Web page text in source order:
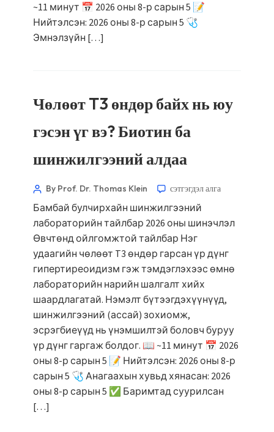
~11 минут 📅 2026 оны 8-р сарын 5 📝
Нийтэлсэн: 2026 оны 8-р сарын 5 🩺
Эмнэлзүйн […]
Чөлөөт T3 өндөр байх нь юу
гэсэн үг вэ? Биотин ба
шинжилгээний алдаа
By Prof. Dr. Thomas Klein сэтгэгдэл алга
Бамбай булчирхайн шинжилгээний
лабораторийн тайлбар 2026 оны шинэчлэл
Өвчтөнд ойлгомжтой тайлбар Нэг
удаагийн чөлөөт T3 өндөр гарсан үр дүнг
гипертиреоидизм гэж тэмдэглэхээс өмнө
лабораторийн нарийн шалгалт хийх
шаардлагатай. Нэмэлт бүтээгдэхүүнүүд,
шинжилгээний (ассай) зохиомж,
эсрэгбиеүүд нь үнэмшилтэй боловч буруу
үр дүнг гаргаж болдог. 📖 ~11 минут 📅 2026
оны 8-р сарын 5 📝 Нийтэлсэн: 2026 оны 8-р
сарын 5 🩺 Анагаахын хувьд хянасан: 2026
оны 8-р сарын 5 ✅ Баримтад суурилсан
[…]